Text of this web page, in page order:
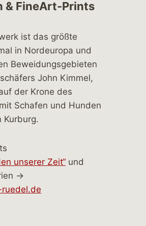
& FineArt-Prints
unserer Zeit“ und
→